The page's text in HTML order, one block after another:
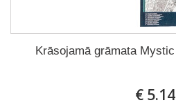
Krāsojamā grāmata
€ 5.14